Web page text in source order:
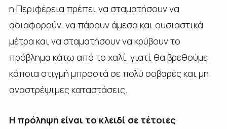
η Περιφέρεια πρέπει να σταματήσουν να
αδιαφορούν, να πάρουν άμεσα και ουσιαστικά
μέτρα και να σταματήσουν να κρύβουν το
πρόβλημα κάτω από το χαλί, γιατί θα βρεθούμε
κάποια στιγμή μπροστά σε πολύ σοβαρές και μη
αναστρέψιμες καταστάσεις.
Η πρόληψη είναι το κλειδί σε τέτοιες